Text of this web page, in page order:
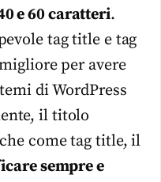
e 60 caratteri.
tag title e tag
per avere
di WordPress
il titolo
come tag title, il
sempre e